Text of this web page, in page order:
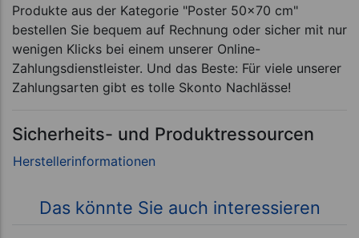
Produkte aus der Kategorie "Poster 50x70 cm"
bestellen Sie bequem auf Rechnung oder sicher mit nur
wenigen Klicks bei einem unserer Online-
Zahlungsdienstleister. Und das Beste: Für viele unserer
Zahlungsarten gibt es tolle Skonto Nachlässe!
Sicherheits- und Produktressourcen
Das könnte Sie auch interessieren